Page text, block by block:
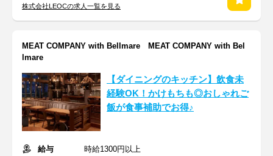
株式会社LEOCの求人一覧を見る
MEAT COMPANY with Bellmare MEAT COMPANY with Bel
lmare
【ダイニングのキッチン】飲食未
経験OK！かけもちも◎おしゃれご
飯が食事補助でお得♪
給与
時給1300円以上